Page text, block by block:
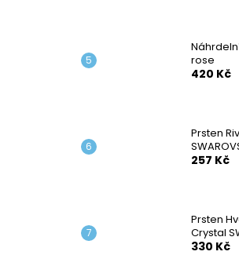
rose
420 Kč
Prsten
257 Kč
Prsten
Crystal
330 Kč